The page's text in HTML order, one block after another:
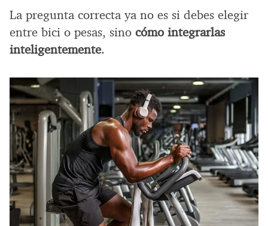
La pregunta correcta ya no es si debes elegir
entre bici o pesas, sino cómo integrarlas
inteligentemente.